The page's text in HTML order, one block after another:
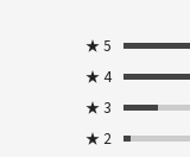
★ 5
★ 4
★ 3
★ 2